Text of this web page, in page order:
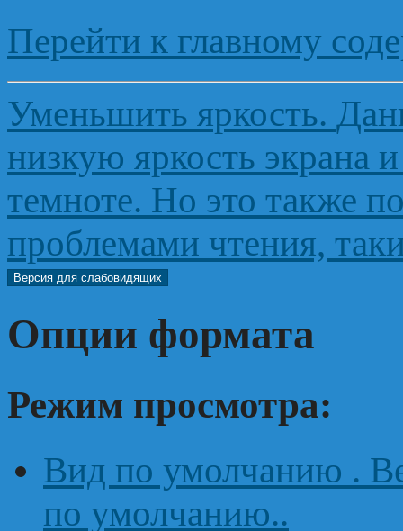
Перейти к главному
Уменьшить яркость.
низкую яркость экрана
темноте. Но это также
проблемами чтения,
Версия для слабовидящих
Опции формата
Режим просмотра:
Вид по умолчанию .
по умолчанию..